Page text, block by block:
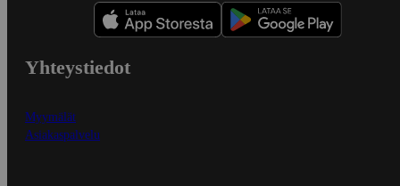
Yhteystiedot
Myymälät
Asiakaspalvelu